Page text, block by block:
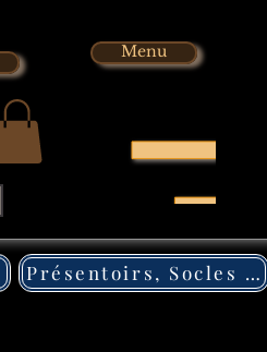
Menu
Présentoirs, Socles Pléxi